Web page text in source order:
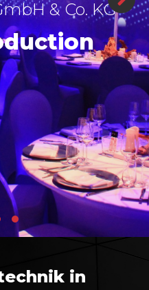
für
in